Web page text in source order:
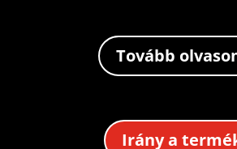
Tovább
Irány a